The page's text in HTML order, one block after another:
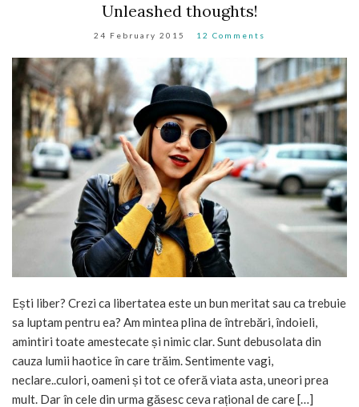
Unleashed thoughts!
24 February 2015 12 Comments
Ești liber? Crezi ca libertatea este un bun meritat sau ca trebuie
sa luptam pentru ea? Am mintea plina de întrebări, îndoieli,
amintiri toate amestecate și nimic clar. Sunt debusolata din
cauza lumii haotice în care trăim. Sentimente vagi,
neclare..culori, oameni și tot ce oferă viata asta, uneori prea
mult. Dar în cele din urma găsesc ceva rațional de care […]